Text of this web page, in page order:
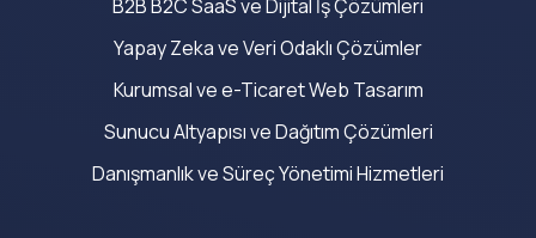
B2B B2C SaaS ve Dijital İş Çözümleri
Yapay Zeka ve Veri Odaklı Çözümler
Kurumsal ve e-Ticaret Web Tasarım
Sunucu Altyapısı ve Dağıtım Çözümleri
Danışmanlık ve Süreç Yönetimi Hizmetleri